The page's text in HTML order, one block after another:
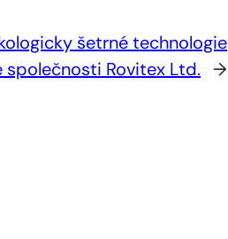
šetrné technologie
Rovitex Ltd. →